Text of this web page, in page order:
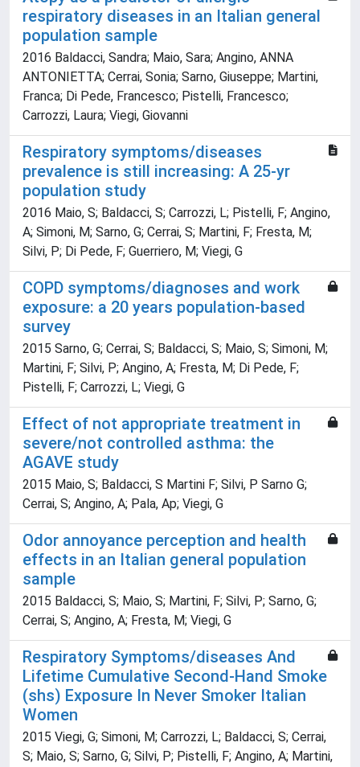
respiratory diseases in an Italian general
population sample
2016 Baldacci, Sandra; Maio, Sara; Angino, ANNA
ANTONIETTA; Cerrai, Sonia; Sarno, Giuseppe; Martini,
Franca; Di Pede, Francesco; Pistelli, Francesco;
Carrozzi, Laura; Viegi, Giovanni
Respiratory symptoms/diseases
prevalence is still increasing: A 25-yr
population study
2016 Maio, S; Baldacci, S; Carrozzi, L; Pistelli, F; Angino,
A; Simoni, M; Sarno, G; Cerrai, S; Martini, F; Fresta, M;
Silvi, P; Di Pede, F; Guerriero, M; Viegi, G
COPD symptoms/diagnoses and work
exposure: a 20 years population-based
survey
2015 Sarno, G; Cerrai, S; Baldacci, S; Maio, S; Simoni, M;
Martini, F; Silvi, P; Angino, A; Fresta, M; Di Pede, F;
Pistelli, F; Carrozzi, L; Viegi, G
Effect of not appropriate treatment in
severe/not controlled asthma: the
AGAVE study
2015 Maio, S; Baldacci, S Martini F; Silvi, P Sarno G;
Cerrai, S; Angino, A; Pala, Ap; Viegi, G
Odor annoyance perception and health
effects in an Italian general population
sample
2015 Baldacci, S; Maio, S; Martini, F; Silvi, P; Sarno, G;
Cerrai, S; Angino, A; Fresta, M; Viegi, G
Respiratory Symptoms/diseases And
Lifetime Cumulative Second-Hand Smoke
(shs) Exposure In Never Smoker Italian
Women
2015 Viegi, G; Simoni, M; Carrozzi, L; Baldacci, S; Cerrai,
S; Maio, S; Sarno, G; Silvi, P; Pistelli, F; Angino, A; Martini,